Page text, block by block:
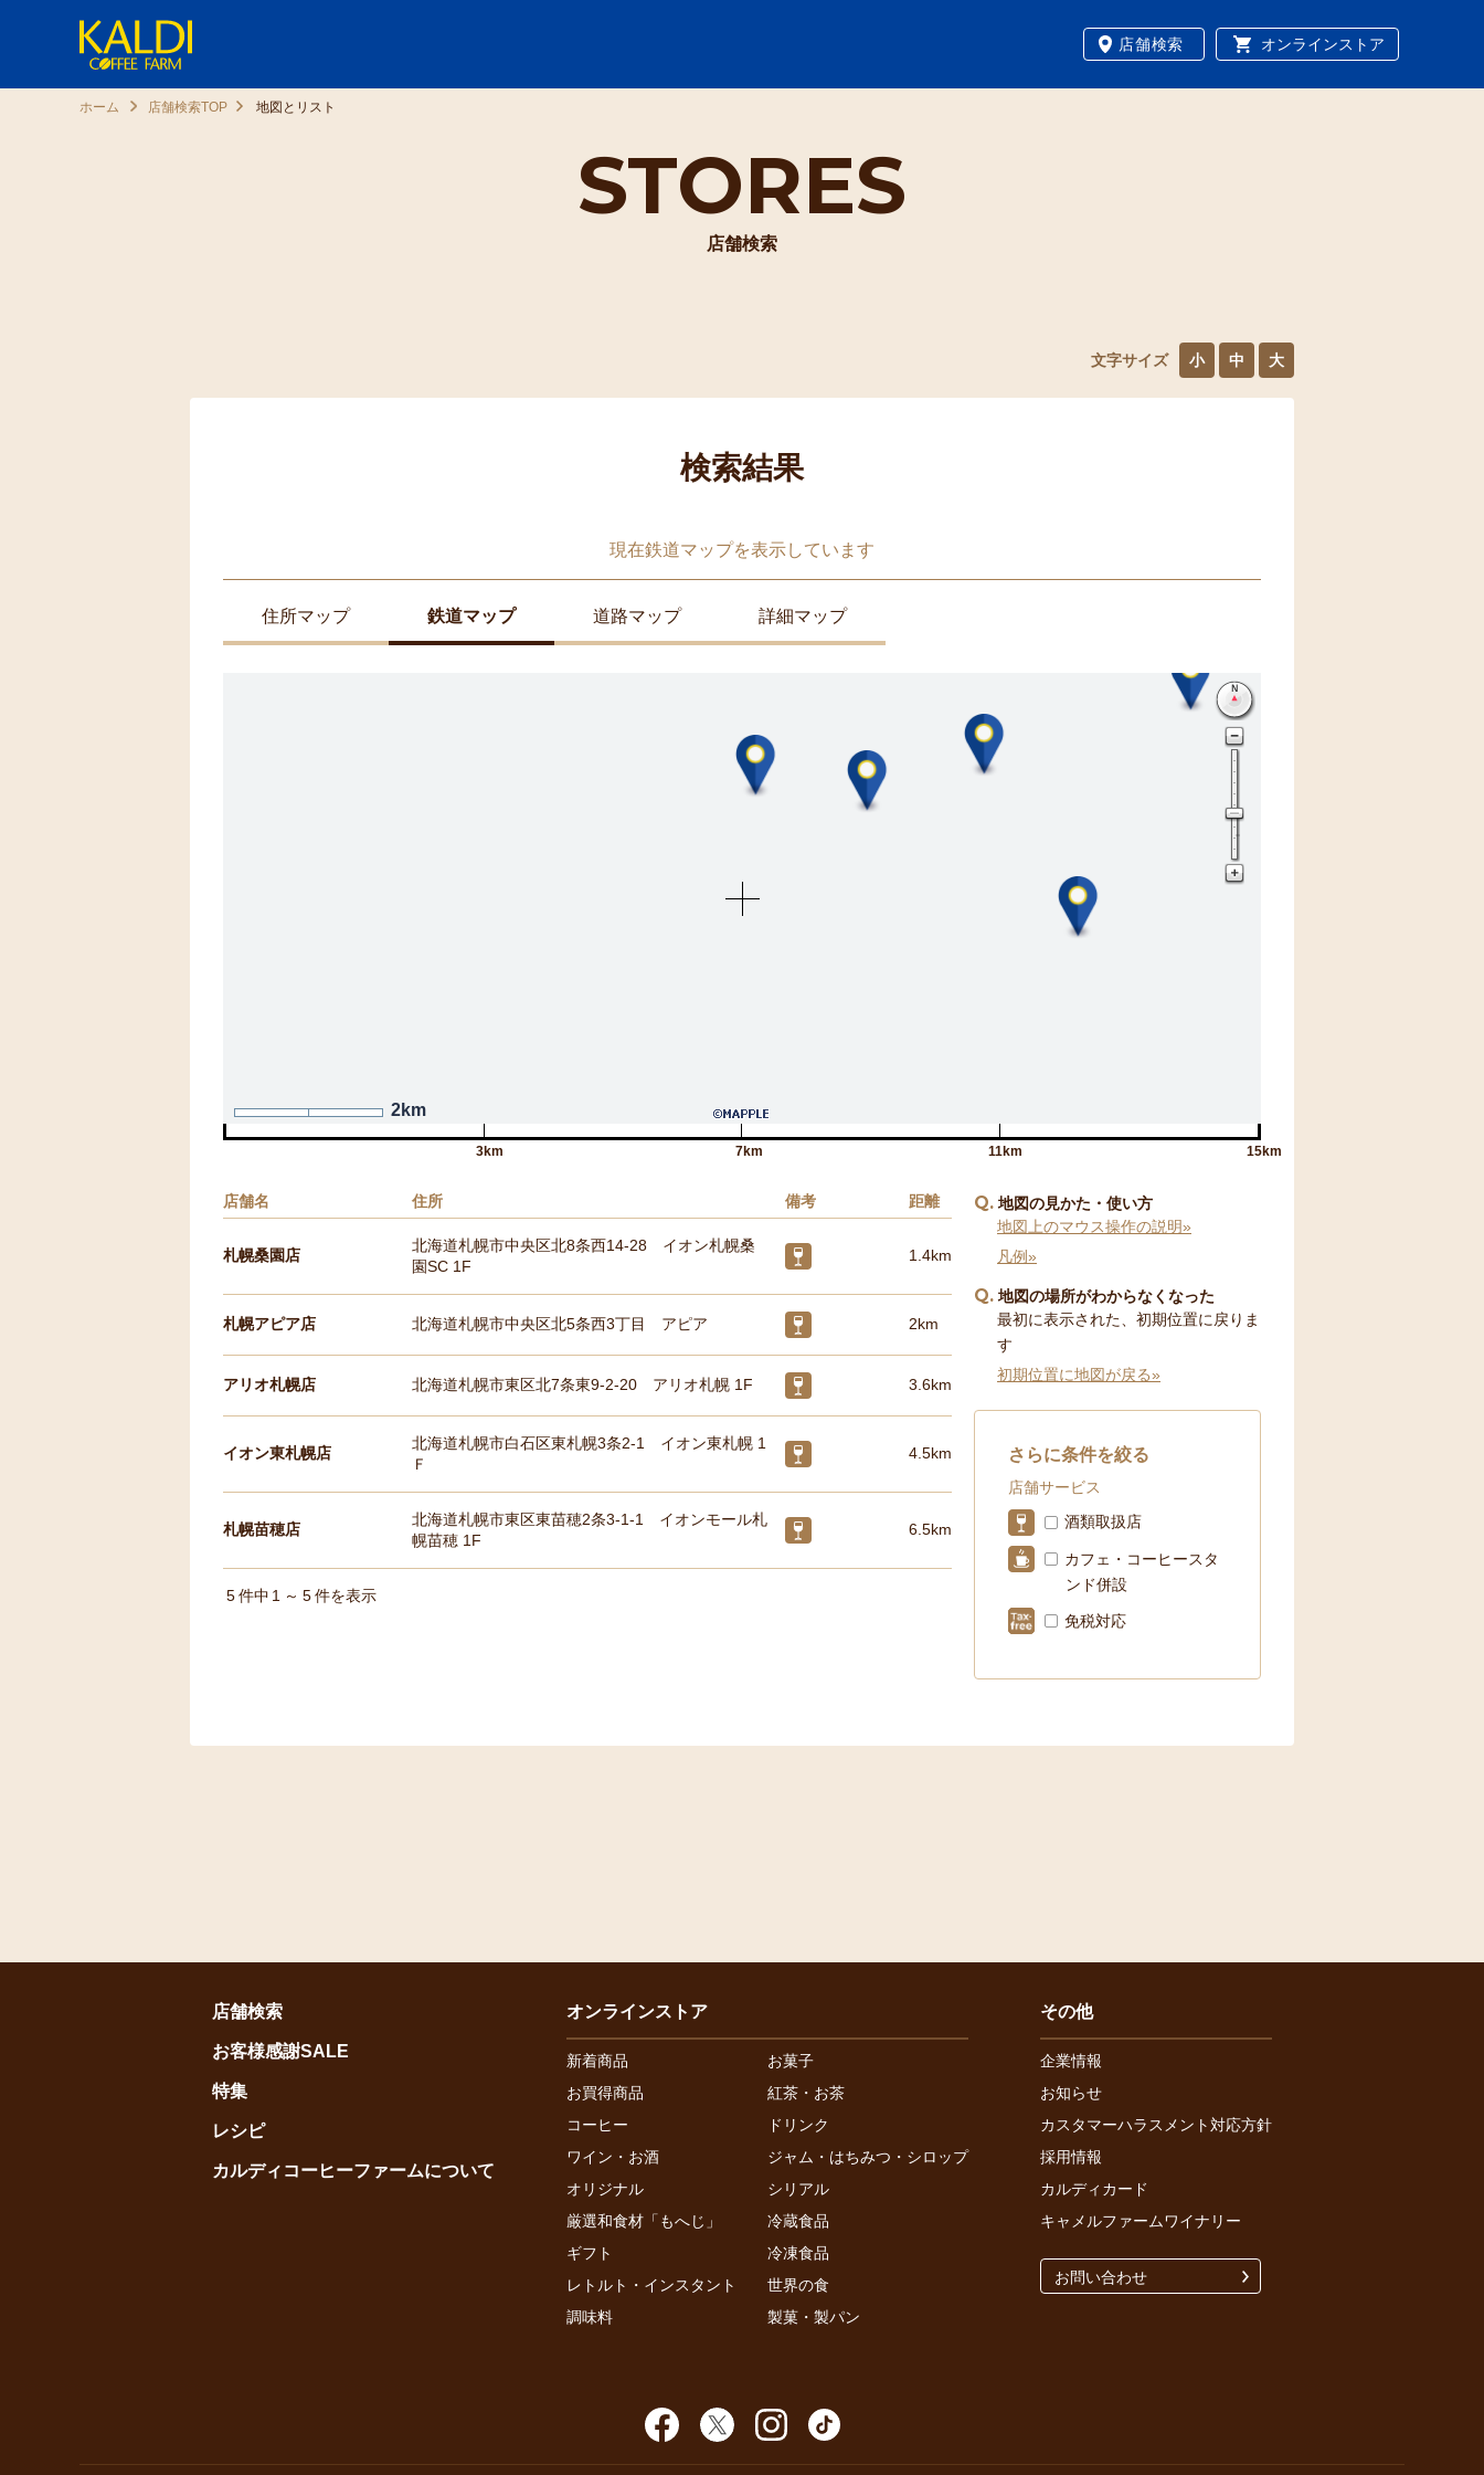
店舗検索 オンラインストア
STORES
店舗検索
ホーム 店舗検索TOP 地図とリスト
文字サイズ 小 中 大
検索結果
現在鉄道マップを表示しています
住所マップ 鉄道マップ 道路マップ 詳細マップ
2km
3km 7km 11km 15km
店舗名 住所 備考 距離
札幌桑園店
北海道札幌市中央区北8条西14-28 イオン札幌桑
園SC 1F
1.4km
札幌アピア店 北海道札幌市中央区北5条西3丁目 アピア 2km
アリオ札幌店 北海道札幌市東区北7条東9-2-20 アリオ札幌 1F 3.6km
イオン東札幌店
北海道札幌市白石区東札幌3条2-1 イオン東札幌 1
Ｆ
4.5km
札幌苗穂店
北海道札幌市東区東苗穂2条3-1-1 イオンモール札
幌苗穂 1F
6.5km
5 件中 1 ～ 5件を表示
Q 地図の見かた・使い方
地図上のマウス操作の説明»
凡例»
Q 地図の場所がわからなくなった
最初に表示された、初期位置に戻りま
す
初期位置に地図が戻る»
さらに条件を絞る
店舗サービス
酒類取扱店
カフェ・コーヒースタ
ンド併設
免税対応
店舗検索
お客様感謝SALE
特集
レシピ
カルディコーヒーファームについて
オンラインストア
新着商品
お菓子
お買得商品
紅茶・お茶
コーヒー
ドリンク
ワイン・お酒
ジャム・はちみつ・シロップ
オリジナル
シリアル
厳選和食材「もへじ」
冷蔵食品
ギフト
冷凍食品
レトルト・インスタント
世界の食
調味料
製菓・製パン
その他
企業情報
お知らせ
カスタマーハラスメント対応方針
採用情報
カルディカード
キャメルファームワイナリー
お問い合わせ